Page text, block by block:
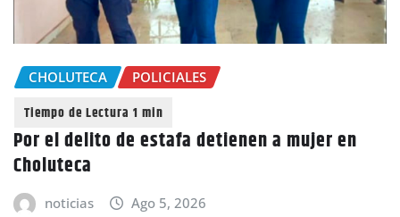
CHOLUTECA POLICIALES
Por el delito de estafa detienen a mujer en
Choluteca
noticias Ago 5, 2026